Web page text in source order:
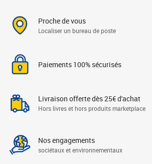
Proche de vous
Localiser un bureau de poste
Paiements 100% sécurisés
Livraison offerte dès 25€ d'achat
Hors livres et hors produits marketplace
Nos engagements
sociétaux et environnementaux